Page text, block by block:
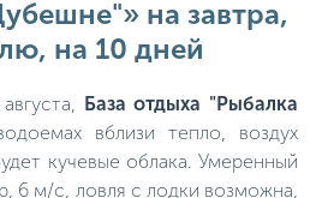
на завтра,
на 10 дней
База отдыха "Рыбалка
вблизи тепло, воздух
кучевые облака. Умеренный
6 м/с, ловля с лодки возможна,